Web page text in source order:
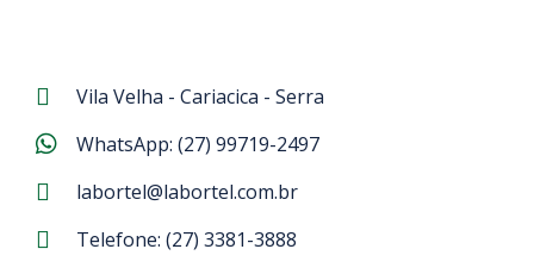
Vila Velha - Cariacica - Serra
WhatsApp: (27) 99719-2497
labortel@labortel.com.br
Telefone: (27) 3381-3888